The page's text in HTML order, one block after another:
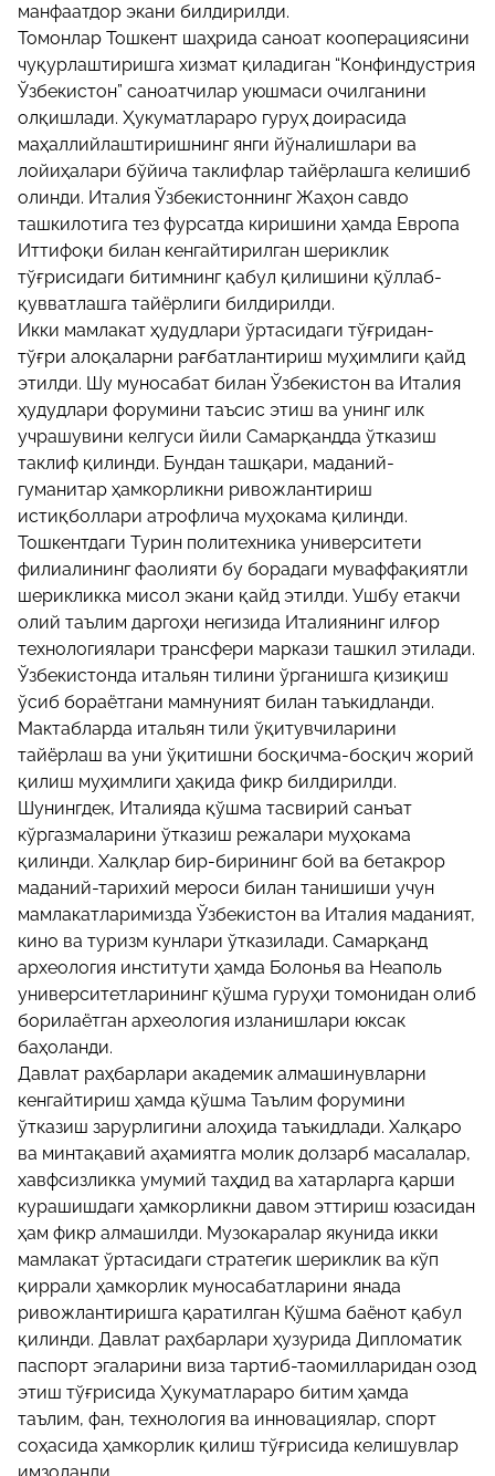
манфаатдор экани билдирилди.
Томонлар Тошкент шаҳрида саноат кооперациясини
чуқурлаштиришга хизмат қиладиган “Конфиндустрия
Ўзбекистон” саноатчилар уюшмаси очилганини
олқишлади. Ҳукуматлараро гуруҳ доирасида
маҳаллийлаштиришнинг янги йўналишлари ва
лойиҳалари бўйича таклифлар тайёрлашга келишиб
олинди. Италия Ўзбекистоннинг Жаҳон савдо
ташкилотига тез фурсатда киришини ҳамда Европа
Иттифоқи билан кенгайтирилган шериклик
тўғрисидаги битимнинг қабул қилишини қўллаб-
қувватлашга тайёрлиги билдирилди.
Икки мамлакат ҳудудлари ўртасидаги тўғридан-
тўғри алоқаларни рағбатлантириш муҳимлиги қайд
этилди. Шу муносабат билан Ўзбекистон ва Италия
ҳудудлари форумини таъсис этиш ва унинг илк
учрашувини келгуси йили Самарқандда ўтказиш
таклиф қилинди. Бундан ташқари, маданий-
гуманитар ҳамкорликни ривожлантириш
истиқболлари атрофлича муҳокама қилинди.
Тошкентдаги Турин политехника университети
филиалининг фаолияти бу борадаги муваффақиятли
шерикликка мисол экани қайд этилди. Ушбу етакчи
олий таълим даргоҳи негизида Италиянинг илғор
технологиялари трансфери маркази ташкил этилади.
Ўзбекистонда итальян тилини ўрганишга қизиқиш
ўсиб бораётгани мамнуният билан таъкидланди.
Мактабларда итальян тили ўқитувчиларини
тайёрлаш ва уни ўқитишни босқичма-босқич жорий
қилиш муҳимлиги ҳақида фикр билдирилди.
Шунингдек, Италияда қўшма тасвирий санъат
кўргазмаларини ўтказиш режалари муҳокама
қилинди. Халқлар бир-бирининг бой ва бетакрор
маданий-тарихий мероси билан танишиши учун
мамлакатларимизда Ўзбекистон ва Италия маданият,
кино ва туризм кунлари ўтказилади. Самарқанд
археология институти ҳамда Болонья ва Неаполь
университетларининг қўшма гуруҳи томонидан олиб
борилаётган археология изланишлари юксак
баҳоланди.
Давлат раҳбарлари академик алмашинувларни
кенгайтириш ҳамда қўшма Таълим форумини
ўтказиш зарурлигини алоҳида таъкидлади. Халқаро
ва минтақавий аҳамиятга молик долзарб масалалар,
хавфсизликка умумий таҳдид ва хатарларга қарши
курашишдаги ҳамкорликни давом эттириш юзасидан
ҳам фикр алмашилди. Музокаралар якунида икки
мамлакат ўртасидаги стратегик шериклик ва кўп
қиррали ҳамкорлик муносабатларини янада
ривожлантиришга қаратилган Қўшма баёнот қабул
қилинди. Давлат раҳбарлари ҳузурида Дипломатик
паспорт эгаларини виза тартиб-таомилларидан озод
этиш тўғрисида Ҳукуматлараро битим ҳамда
таълим, фан, технология ва инновациялар, спорт
соҳасида ҳамкорлик қилиш тўғрисида келишувлар